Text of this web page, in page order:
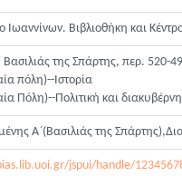
Ιωαννίνων. Βιβλιοθήκη και
Βασιλιάς της Σπάρτης, περ. 520-
πόλη)--Ιστορία
Πόλη)--Πολιτική και
Α΄(Βασιλιάς της
jspui/handle/